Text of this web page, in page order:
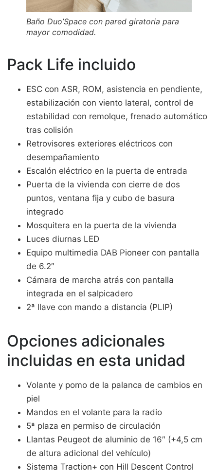
Baño Duo’Space con pared giratoria para
mayor comodidad.
Pack Life incluido
ESC con ASR, ROM, asistencia en pendiente,
estabilización con viento lateral, control de
estabilidad con remolque, frenado automático
tras colisión
Retrovisores exteriores eléctricos con
desempañamiento
Escalón eléctrico en la puerta de entrada
Puerta de la vivienda con cierre de dos
puntos, ventana fija y cubo de basura
integrado
Mosquitera en la puerta de la vivienda
Luces diurnas LED
Equipo multimedia DAB Pioneer con pantalla
de 6.2″
Cámara de marcha atrás con pantalla
integrada en el salpicadero
2ª llave con mando a distancia (PLIP)
Opciones adicionales
incluidas en esta unidad
Volante y pomo de la palanca de cambios en
piel
Mandos en el volante para la radio
5ª plaza en permiso de circulación
Llantas Peugeot de aluminio de 16″ (+4,5 cm
de altura adicional del vehículo)
Sistema Traction+ con Hill Descent Control